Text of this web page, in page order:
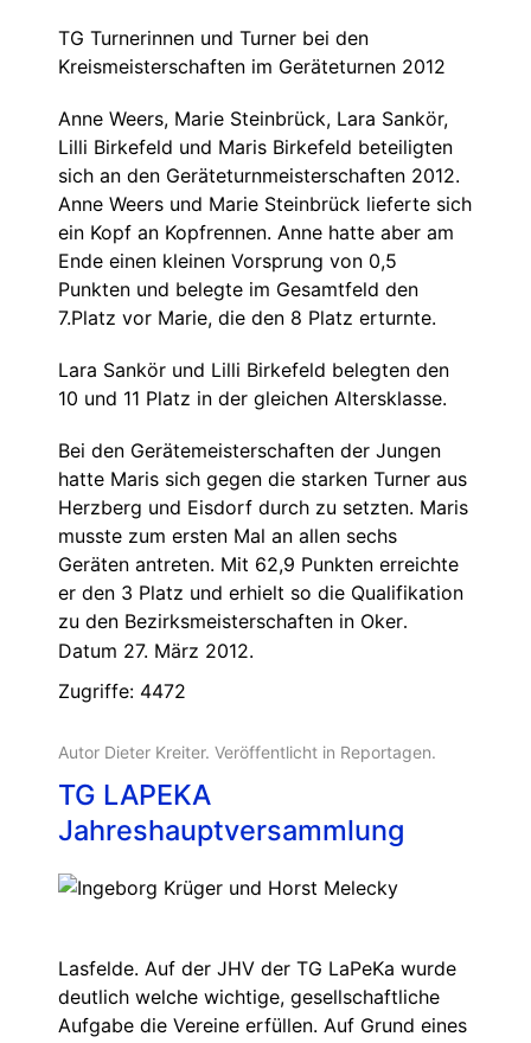
TG Turnerinnen und Turner bei den
Kreismeisterschaften im Geräteturnen 2012
Anne Weers, Marie Steinbrück, Lara Sankör,
Lilli Birkefeld und Maris Birkefeld beteiligten
sich an den Geräteturnmeisterschaften 2012.
Anne Weers und Marie Steinbrück lieferte sich
ein Kopf an Kopfrennen. Anne hatte aber am
Ende einen kleinen Vorsprung von 0,5
Punkten und belegte im Gesamtfeld den
7.Platz vor Marie, die den 8 Platz erturnte.
Lara Sankör und Lilli Birkefeld belegten den
10 und 11 Platz in der gleichen Altersklasse.
Bei den Gerätemeisterschaften der Jungen
hatte Maris sich gegen die starken Turner aus
Herzberg und Eisdorf durch zu setzten. Maris
musste zum ersten Mal an allen sechs
Geräten antreten. Mit 62,9 Punkten erreichte
er den 3 Platz und erhielt so die Qualifikation
zu den Bezirksmeisterschaften in Oker.
Datum 27. März 2012.
Zugriffe: 4472
Autor Dieter Kreiter. Veröffentlicht in Reportagen.
TG LAPEKA
Jahreshauptversammlung
Lasfelde. Auf der JHV der TG LaPeKa wurde
deutlich welche wichtige, gesellschaftliche
Aufgabe die Vereine erfüllen. Auf Grund eines